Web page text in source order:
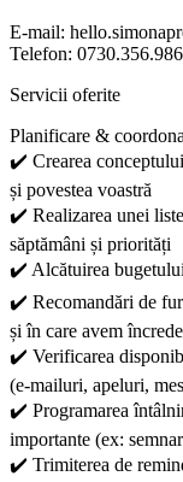
E-mail:
Telefon: 0730.356.986
Servicii oferite
Planificare &
✔️ Crearea
și povestea voastră
✔️ Realizarea unei
săptămâni și priorități
✔️ Alcătuirea bugetului
✔️ Recomandări de
și în care avem
✔️ Verificarea
(e-mailuri, apeluri,
✔️ Programarea
importante (ex:
✔️ Trimiterea de